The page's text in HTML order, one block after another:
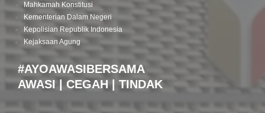
Mahkamah Konstitusi
Kementerian Dalam Negeri
Kepolisian Republik Indonesia
Kejaksaan Agung
#AYOAWASIBERSAMA
AWASI | CEGAH | TINDAK